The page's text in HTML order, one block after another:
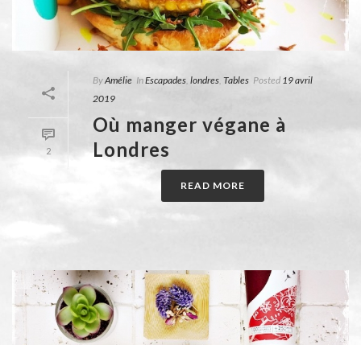
2
ByAmélie InEscapades, londres, Tables Posted 19 avril
2019
Où manger végane à
Londres
READ MORE